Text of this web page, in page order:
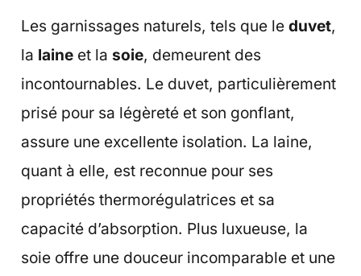
Les garnissages naturels, tels que le duvet,
la laineet la soie, demeurent des
incontournables. Le duvet, particulièrement
prisé pour sa légèreté et son gonflant,
assure une excellente isolation. La laine,
quant à elle, est reconnue pour ses
propriétés thermorégulatrices et sa
capacité d’absorption. Plus luxueuse, la
soie offre une douceur incomparable et une